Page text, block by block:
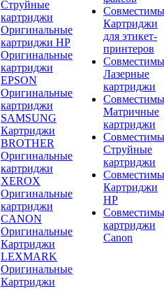
Струйные
картриджи
Оригинальные
картриджи HP
Оригинальные
картриджи
EPSON
Оригинальные
картриджи
SAMSUNG
Картриджи
BROTHER
Оригинальные
картриджи
XEROX
Оригинальные
картриджи
CANON
Оригинальные
Картриджи
LEXMARK
Оригинальные
Картриджи
Картриджи
для этикет-
принтеров
Лазерные
картриджи
Матричные
картриджи
Струйные
картриджи
Картриджи
HP
картриджи
Canon